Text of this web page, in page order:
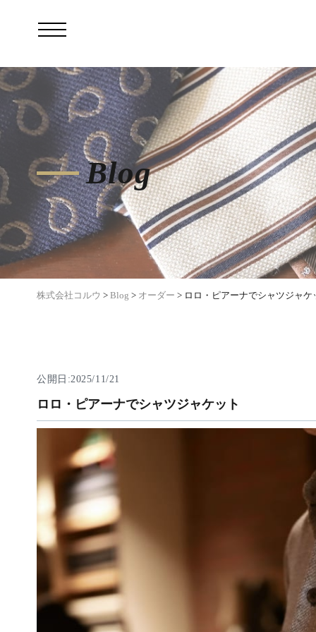
Blog
株式会社コルウ > Blog > オーダー > ロロ・ピアーナでシャツジャケ
公開日:2025/11/21
ロロ・ピアーナでシャツジャケット